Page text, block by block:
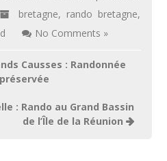
bretagne, rando bretagne,
No Comments »
Causses : Randonnée
: Rando au Grand Bassin
de l’Île de la Réunion